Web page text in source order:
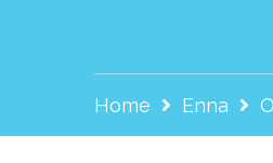
Home Enna